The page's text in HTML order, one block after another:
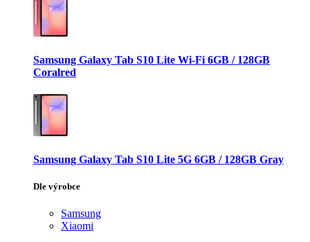
Samsung Galaxy Tab S10 Lite Wi-Fi 6GB / 128GB
Coralred
Samsung Galaxy Tab S10 Lite 5G 6GB / 128GB Gray
Dle výrobce
Samsung
Xiaomi